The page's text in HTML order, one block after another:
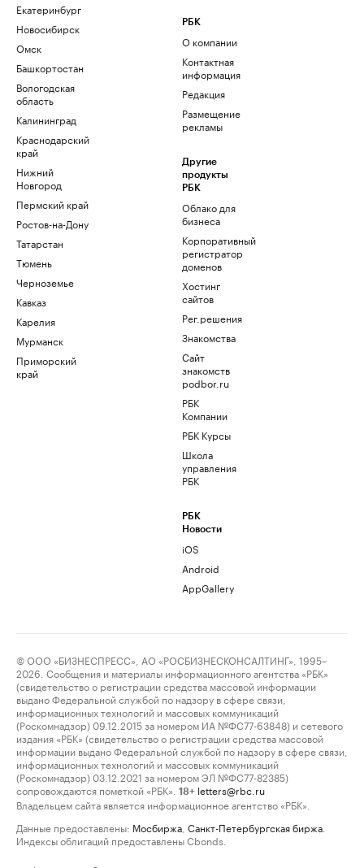
Екатеринбург
Новосибирск
Омск
Башкортостан
Вологодская
область
Калининград
Краснодарский
край
Нижний
Новгород
Пермский край
Ростов-на-Дону
Татарстан
Тюмень
Черноземье
Кавказ
Карелия
Мурманск
Приморский
край
РБК
О компании
Контактная
информация
Редакция
Размещение
рекламы
Другие
продукты
РБК
Облако для
бизнеса
Корпоративный
регистратор
доменов
Хостинг
сайтов
Рег.решения
Знакомства
Сайт
знакомств
podbor.ru
РБК
Компании
РБК Курсы
Школа
управления
РБК
РБК
Новости
iOS
Android
AppGallery
© ООО «БИЗНЕСПРЕСС», АО «РОСБИЗНЕСКОНСАЛТИНГ», 1995–
2026. Сообщения и материалы информационного агентства «РБК»
(свидетельство о регистрации средства массовой информации
выдано Федеральной службой по надзору в сфере связи,
информационных технологий и массовых коммуникаций
(Роскомнадзор) 09.12.2015 за номером ИА №ФС77-63848) и сетевого
издания «РБК» (свидетельство о регистрации средства массовой
информации выдано Федеральной службой по надзору в сфере связи,
информационных технологий и массовых коммуникаций
(Роскомнадзор) 03.12.2021 за номером ЭЛ №ФС77-82385)
сопровождаются пометкой «РБК».
18+ letters@rbc.ru
Владельцем сайта является информационное агентство «РБК».
Данные предоставлены: Мосбиржа Санкт-Петербургская биржа
Индексы облигаций предоставлены Cbonds.